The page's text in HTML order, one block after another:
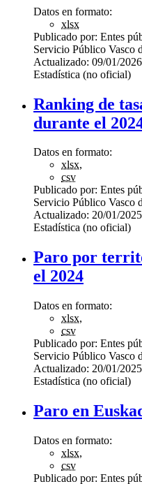
Datos en formato:
xlsx
Publicado por: Entes
Servicio Público Vasco
Actualizado: 09/01/2026
Estadística (no oficial)
Ranking de
durante el
Datos en formato:
xlsx,
csv
Publicado por: Entes
Servicio Público Vasco
Actualizado: 20/01/2025
Estadística (no oficial)
Paro por
el 2024
Datos en formato:
xlsx,
csv
Publicado por: Entes
Servicio Público Vasco
Actualizado: 20/01/2025
Estadística (no oficial)
Paro en
Datos en formato:
xlsx,
csv
Publicado por: Entes